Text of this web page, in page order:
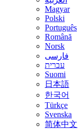
Magyar
Polski
Português
Română
Norsk
فارسی
עברית
Suomi
日本語
한국어
Türkçe
Svenska
简体中文